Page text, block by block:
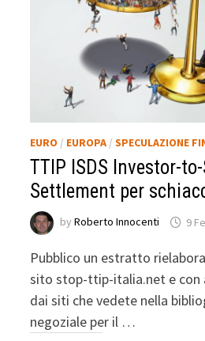
EURO / EUROPA/ SPECULAZIONE
TTIP ISDS Investor-
Settlement per
by Roberto Innocenti 9
Pubblico un estratto
sito stop-ttip-italia.net e con
dai siti che vedete nella
negoziale per il …